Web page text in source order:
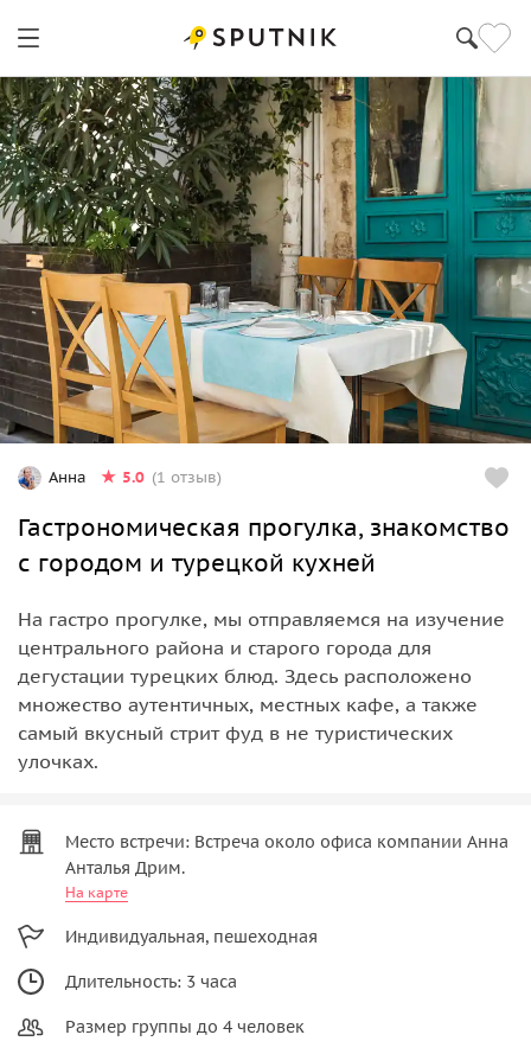
Анна 5.0 (1 отзыв)
Гастрономическая прогулка, знакомство
с городом и турецкой кухней
На гастро прогулке, мы отправляемся на изучение
центрального района и старого города для
дегустации турецких блюд. Здесь расположено
множество аутентичных, местных кафе, а также
самый вкусный стрит фуд в не туристических
улочках.
Место встречи: Встреча около офиса компании Анна
Анталья Дрим.
На карте
Индивидуальная, пешеходная
Длительность: 3 часа
Размер группы до 4 человек